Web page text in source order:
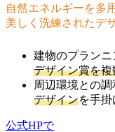
自然エネルギーを多
美しく洗練されたデ
建物のプラン
デザイン賞を複
周辺環境との調
デザインを手掛
公式HPで